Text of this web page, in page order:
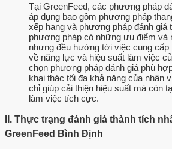
Tại GreenFeed, các phương pháp
áp dụng bao gồm phương pháp
xếp hạng và phương pháp đánh giá
phương pháp có những ưu điểm và
nhưng đều hướng tới việc cung cấp
về năng lực và hiệu suất làm việc
chọn phương pháp đánh giá phù
khai thác tối đa khả năng của nhân
chỉ giúp cải thiện hiệu suất mà còn
làm việc tích cực.
II. Thực trạng đánh giá thành tích
GreenFeed Bình Định